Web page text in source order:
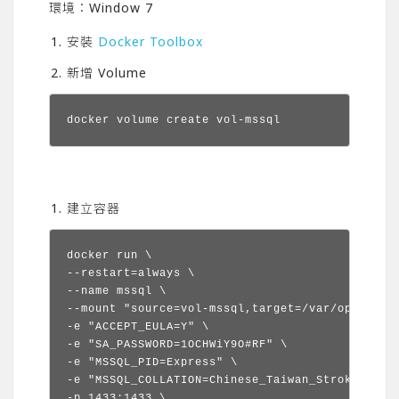
環境：Window 7
安裝 Docker Toolbox
新增 Volume
docker volume create vol-mssql
建立容器
docker run \
--restart=always \
--name mssql \
--mount "source=vol-mssql,target=/var/opt/
-e "ACCEPT_EULA=Y" \
-e "SA_PASSWORD=1OCHWiY9O#RF" \
-e "MSSQL_PID=Express" \
-e